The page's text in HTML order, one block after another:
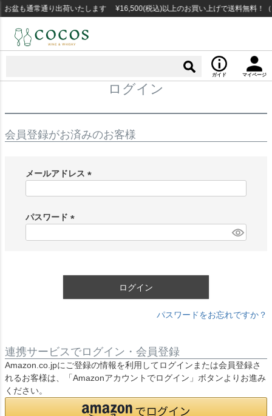
盆も通常通り出荷いたします ¥16,500(税込)以上のお買い上げで送料無料！（
ガイド マイページ
ログイン
会員登録がお済みのお客様
メールアドレス
)
パスワード
ログイン
パスワードをお忘れですか？
連携サービスでログイン・会員登録
Amazon.co.jpにご登録の情報を利用してログインまたは会員登録さ
れるお客様は、「Amazonアカウントでログイン」ボタンよりお進み
ください。